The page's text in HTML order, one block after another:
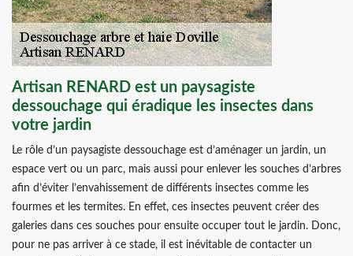
Artisan RENARD est un paysagiste
dessouchage qui éradique les insectes dans
votre jardin
Le rôle d’un paysagiste dessouchage est d’aménager un jardin, un
espace vert ou un parc, mais aussi pour enlever les souches d’arbres
afin d’éviter l’envahissement de différents insectes comme les
fourmes et les termites. En effet, ces insectes peuvent créer des
galeries dans ces souches pour ensuite occuper tout le jardin. Donc,
pour ne pas arriver à ce stade, il est inévitable de contacter un